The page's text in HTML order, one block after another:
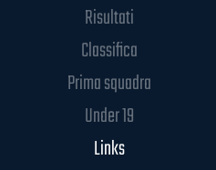
Risultati
Classifica
Prima squadra
Under 19
Links